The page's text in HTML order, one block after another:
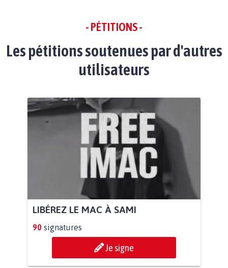
- PÉTITIONS -
Les pétitions soutenues par d'autres
utilisateurs
LIBÉREZ LE MAC À SAMI
90 signatures
Je signe